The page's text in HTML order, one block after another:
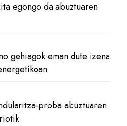
egongo da abuztuaren
gehiagok eman dute izena
proba abuztuaren